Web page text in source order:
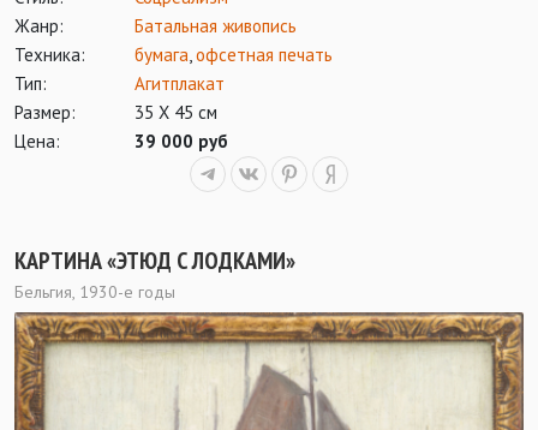
Жанр:
Батальная живопись
Техника:
бумага,офсетная печать
Тип:
Агитплакат
Размер:
35 Х 45 см
Цена:
39 000 руб
КАРТИНА «ЭТЮД С ЛОДКАМИ»
Бельгия, 1930-е годы